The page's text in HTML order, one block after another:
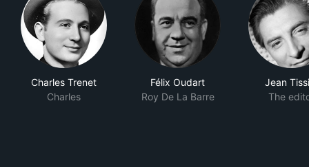
Charles Trenet
Charles
Félix Oudart
Roy De La Barre
Jean
The